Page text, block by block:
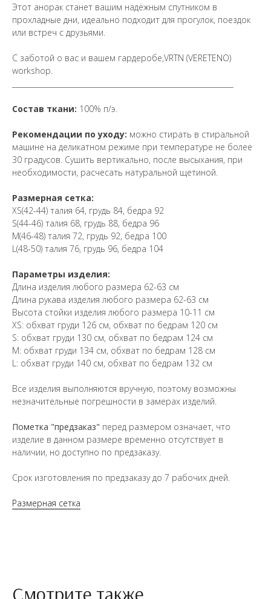
Этот анорак станет вашим надёжным спутником в
прохладные дни, идеально подходит для прогулок, поездок
или встреч с друзьями.
С заботой о вас и вашем гардеробе,VRTN (VERETENO)
workshop.
Состав ткани: 100% п/э.
Рекомендации по уходу: можно стирать в стиральной
машине на деликатном режиме при температуре не более
30 градусов. Сушить вертикально, после высыхания, при
необходимости, расчесать натуральной щетиной.
Размерная сетка:
XS(42-44) талия 64, грудь 84, бедра 92
S(44-46) талия 68, грудь 88, бедра 96
M(46-48) талия 72, грудь 92, бедра 100
L(48-50) талия 76, грудь 96, бедра 104
Параметры изделия:
Длина изделия любого размера 62-63 см
Длина рукава изделия любого размера 62-63 см
Высота стойки изделия любого размера 10-11 см
XS: обхват груди 126 см, обхват по бедрам 120 см
S: обхват груди 130 см, обхват по бедрам 124 см
М: обхват груди 134 см, обхват по бедрам 128 см
L: обхват груди 140 см, обхват по бедрам 132 см
Все изделия выполняются вручную, поэтому возможны
незначительные погрешности в замерах изделий.
Пометка "предзаказ" перед размером означает, что
изделие в данном размере временно отсутствует в
наличии, но доступно по предзаказу.
Срок изготовления по предзаказу до 7 рабочих дней.
Размерная сетка
Смотрите также